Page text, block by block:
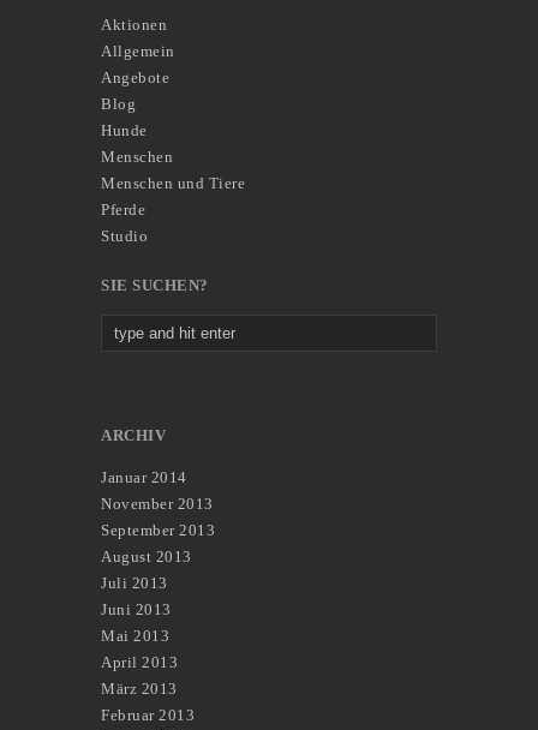
Aktionen
Allgemein
Angebote
Blog
Hunde
Menschen
Menschen und Tiere
Pferde
Studio
SIE SUCHEN?
ARCHIV
Januar 2014
November 2013
September 2013
August 2013
Juli 2013
Juni 2013
Mai 2013
April 2013
März 2013
Februar 2013